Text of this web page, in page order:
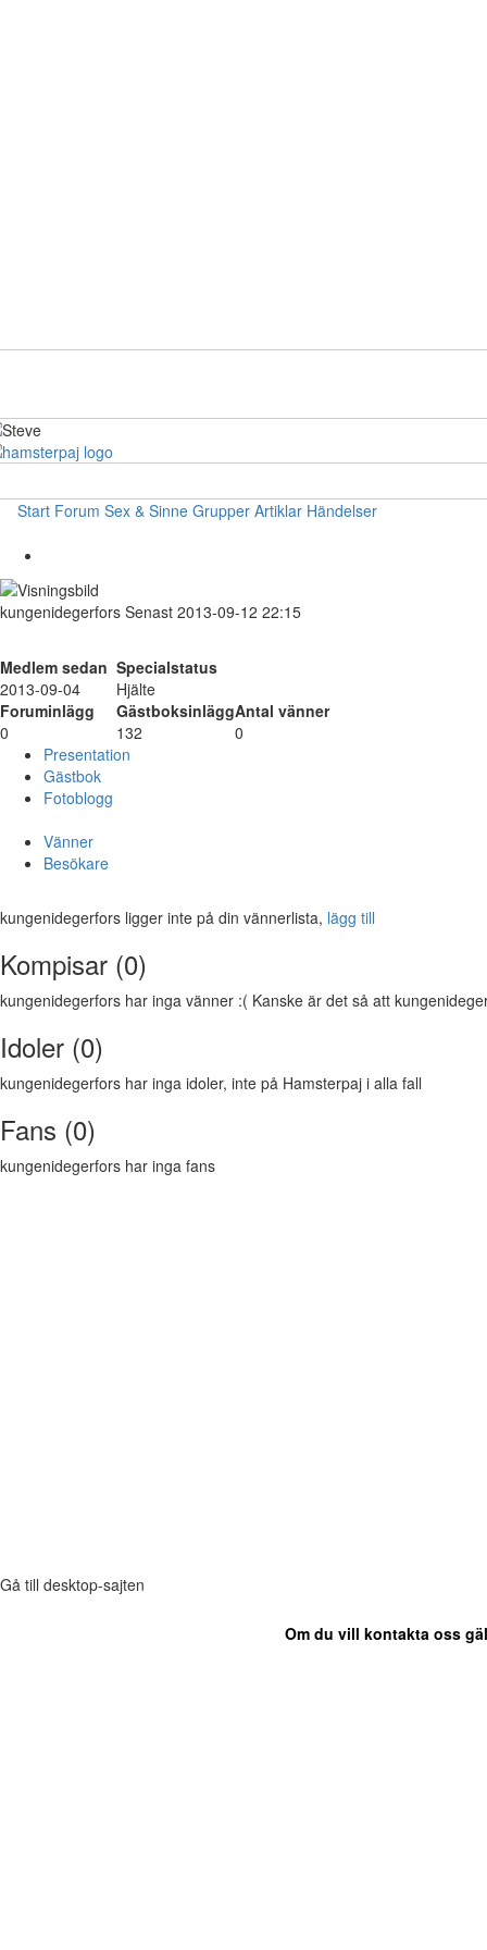
Start Forum Sex & Sinne Grupper Artiklar Händelser
kungenidegerfors Senast 2013-09-12 22:15
Medlem sedan Specialstatus
2013-09-04
Hjälte
Foruminlägg
GästboksinläggAntal vänner
0
132
0
Presentation
Gästbok
Fotoblogg
Vänner
Besökare
kungenidegerfors ligger inte på din vännerlista, lägg till
Kompisar (0)
kungenidegerfors har inga vänner :( Kanske är det så att
Idoler (0)
kungenidegerfors har inga idoler, inte på Hamsterpaj i alla fall
Fans (0)
kungenidegerfors har inga fans
Gå till desktop-sajten
Om du vill kontakta oss